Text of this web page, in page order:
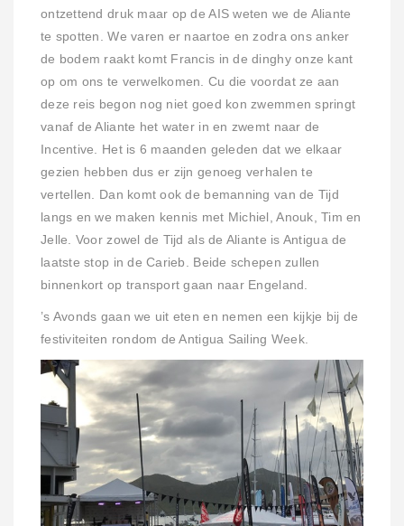
ontzettend druk maar op de AIS weten we de Aliante
te spotten. We varen er naartoe en zodra ons anker
de bodem raakt komt Francis in de dinghy onze kant
op om ons te verwelkomen. Cu die voordat ze aan
deze reis begon nog niet goed kon zwemmen springt
vanaf de Aliante het water in en zwemt naar de
Incentive. Het is 6 maanden geleden dat we elkaar
gezien hebben dus er zijn genoeg verhalen te
vertellen. Dan komt ook de bemanning van de Tijd
langs en we maken kennis met Michiel, Anouk, Tim en
Jelle. Voor zowel de Tijd als de Aliante is Antigua de
laatste stop in de Carieb. Beide schepen zullen
binnenkort op transport gaan naar Engeland.
’s Avonds gaan we uit eten en nemen een kijkje bij de
festiviteiten rondom de Antigua Sailing Week.